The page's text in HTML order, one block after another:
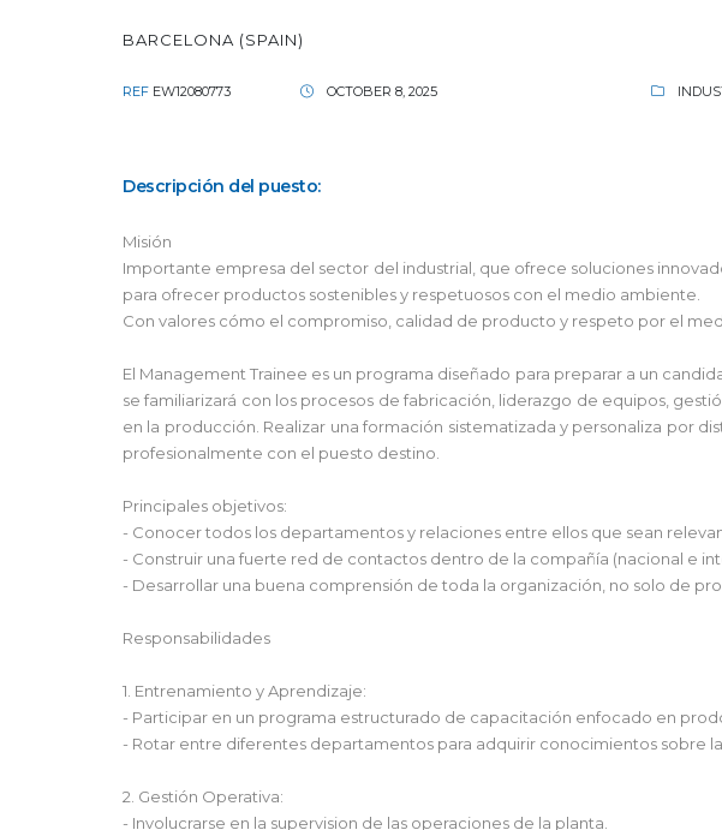
BARCELONA (SPAIN)
REF EW12080773 OCTOBER 8, 2025
Descripción del puesto:
Misión
Importante empresa del sector del industrial, que ofrece soluciones
para ofrecer productos sostenibles y respetuosos con el medio ambiente.
Con valores cómo el compromiso, calidad de producto y respeto por el
El Management Trainee es un programa diseñado para preparar a un
se familiarizará con los procesos de fabricación, liderazgo de equipos,
en la producción. Realizar una formación sistematizada y personaliza por
profesionalmente con el puesto destino.
Principales objetivos:
- Conocer todos los departamentos y relaciones entre ellos que sean
- Construir una fuerte red de contactos dentro de la compañía (nacional e
- Desarrollar una buena comprensión de toda la organización, no solo de
Responsabilidades
1. Entrenamiento y Aprendizaje:
- Participar en un programa estructurado de capacitación enfocado en
- Rotar entre diferentes departamentos para adquirir conocimientos sobre
2. Gestión Operativa:
- Involucrarse en la supervision de las operaciones de la planta.